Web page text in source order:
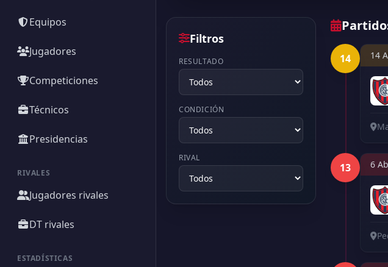
Equipos
Jugadores
Competiciones
Técnicos
Presidencias
RIVALES
Jugadores rivales
DT rivales
ESTADÍSTICAS
Filtros
RESULTADO
CONDICIÓN
RIVAL
14 14
13 6